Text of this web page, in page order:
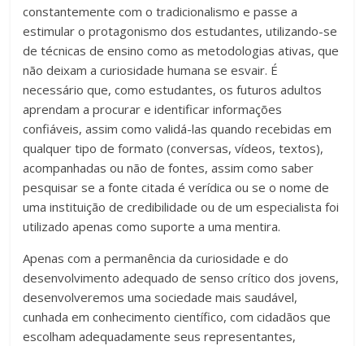
constantemente com o tradicionalismo e passe a
estimular o protagonismo dos estudantes, utilizando-se
de técnicas de ensino como as metodologias ativas, que
não deixam a curiosidade humana se esvair. É
necessário que, como estudantes, os futuros adultos
aprendam a procurar e identificar informações
confiáveis, assim como validá-las quando recebidas em
qualquer tipo de formato (conversas, vídeos, textos),
acompanhadas ou não de fontes, assim como saber
pesquisar se a fonte citada é verídica ou se o nome de
uma instituição de credibilidade ou de um especialista foi
utilizado apenas como suporte a uma mentira.
Apenas com a permanência da curiosidade e do
desenvolvimento adequado de senso crítico dos jovens,
desenvolveremos uma sociedade mais saudável,
cunhada em conhecimento científico, com cidadãos que
escolham adequadamente seus representantes,